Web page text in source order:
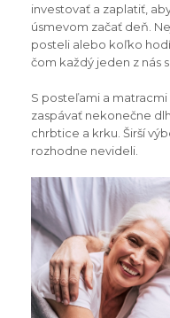
investovať a zaplatiť,
úsmevom začať deň.
posteli alebo koľko
čom každý jeden z nás
S posteľami a
zaspávať nekonečne
chrbtice a krku. Širší
rozhodne nevideli.